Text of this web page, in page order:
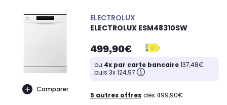
Comparer
ELECTROLUX
ELECTROLUX ESM48310SW
499,90€
ou 4x par carte bancaire137,48€
puis 3x 124,97
5 autres offres dès 499,90€